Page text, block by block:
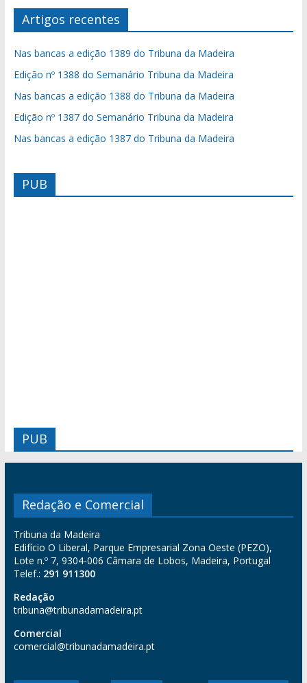
Artigos recentes
Nas bancas a edição 1389 do Tribuna da Madeira
Edição nº 1388 do Semanário Tribuna da Madeira
Nas bancas a edição 1388 do Tribuna da Madeira
Edição nº 1387 do Semanário Tribuna da Madeira
Nas bancas a edição 1387 do Tribuna da Madeira
PUB
PUB
Redação e Comercial
Tribuna da Madeira
Edifício O Liberal, Parque Empresarial Zona Oeste (PEZO),
Lote n.º 7, 9304-006 Câmara de Lobos, Madeira, Portugal
Telef.: 291 911300
Redação
tribuna@tribunadamadeira.pt
Comercial
comercial@tribunadamadeira.pt